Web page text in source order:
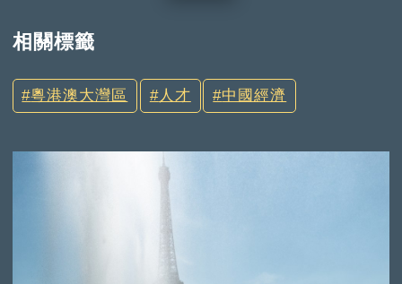
相關標籤
粵港澳大灣區 人才 中國經濟